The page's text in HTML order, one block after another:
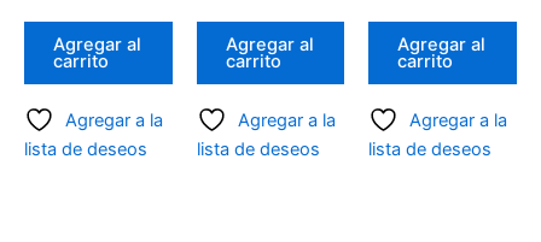
Agregar al
carrito
Agregar a la
lista de deseos
Agregar al
carrito
Agregar a la
lista de deseos
Agregar al
carrito
Agregar a la
lista de deseos